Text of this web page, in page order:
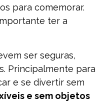
para comemorar.
ter a
ser seguras,
Principalmente para
e se divertir sem
e sem objetos